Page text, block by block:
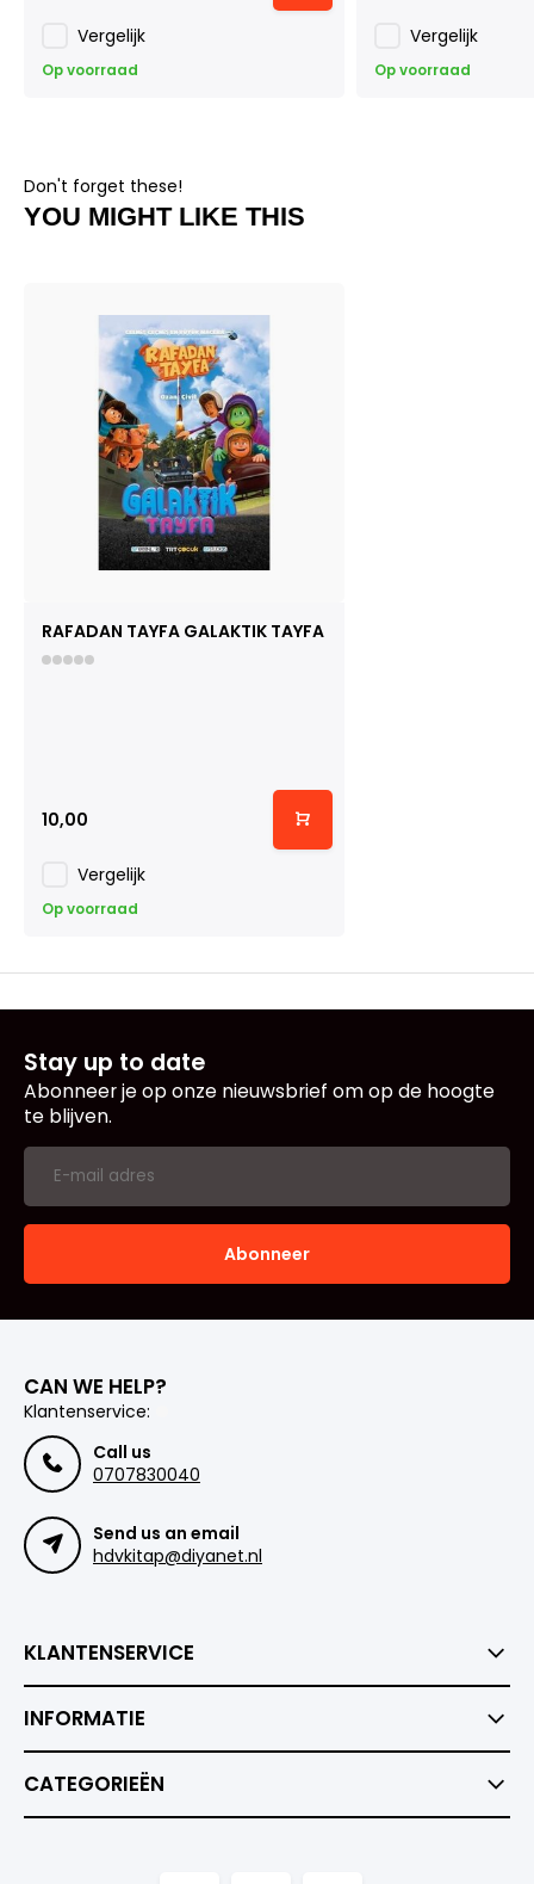
Vergelijk
Op voorraad
Vergelijk
Op voorraad
Don't forget these!
YOU MIGHT LIKE THIS
RAFADAN TAYFA GALAKTIK TAYFA
10,00
Vergelijk
Op voorraad
Stay up to date
Abonneer je op onze nieuwsbrief om op de hoogte
te blijven.
Abonneer
CAN WE HELP?
Klantenservice:
Call us
0707830040
Send us an email
hdvkitap@diyanet.nl
KLANTENSERVICE
INFORMATIE
CATEGORIEËN